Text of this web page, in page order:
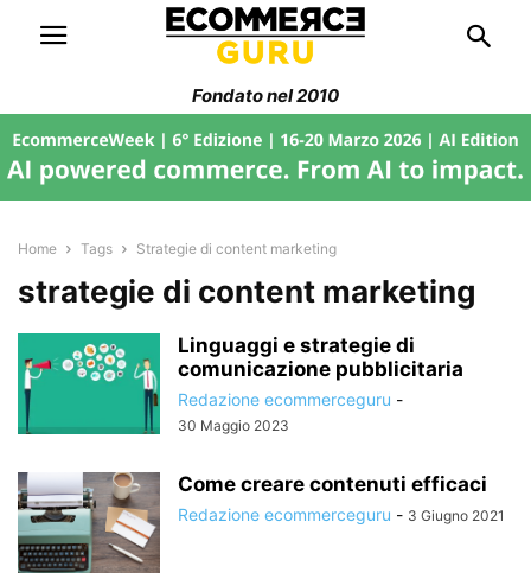
Fondato nel 2010
Home Tags Strategie di content marketing
strategie di content marketing
Linguaggi e strategie di
comunicazione pubblicitaria
Redazione ecommerceguru -
30 Maggio 2023
Come creare contenuti efficaci
Redazione ecommerceguru - 3 Giugno 2021